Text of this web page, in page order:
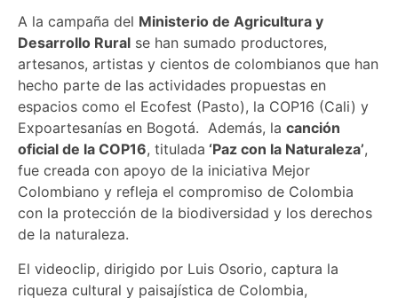
A la campaña del Ministerio de Agricultura y
Desarrollo Rural se han sumado productores,
artesanos, artistas y cientos de colombianos que han
hecho parte de las actividades propuestas en
espacios como el Ecofest (Pasto), la COP16 (Cali) y
Expoartesanías en Bogotá. Además, la canción
oficial de la COP16, titulada ‘Paz con la Naturaleza’,
fue creada con apoyo de la iniciativa Mejor
Colombiano y refleja el compromiso de Colombia
con la protección de la biodiversidad y los derechos
de la naturaleza.
El videoclip, dirigido por Luis Osorio, captura la
riqueza cultural y paisajística de Colombia,